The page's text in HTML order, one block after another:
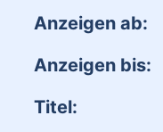
Anzeigen ab:
Anzeigen bis:
Titel: